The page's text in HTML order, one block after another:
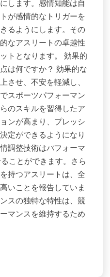
します。感情知能は自
が感情的なトリガーを
るようにします。その
なアスリートの卓越性
トとなります。 効果的
は何ですか？ 効果的な
させ、不安を軽減し、
スポーツパフォーマン
のスキルを習得したア
ンが高まり、プレッシ
定ができるようになり
調整技術はパフォーマ
ことができます。さら
持つアスリートは、全
いことを報告していま
スの独特な特性は、競
マンスを維持するため